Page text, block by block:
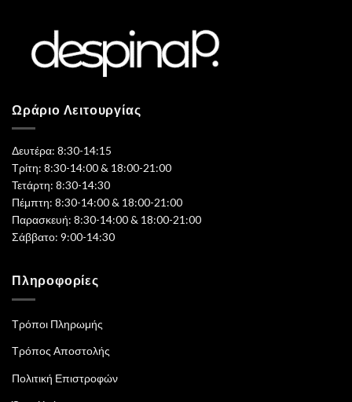
Ωράριο Λειτουργίας
Δευτέρα: 8:30-14:15
Τρίτη: 8:30-14:00 & 18:00-21:00
Τετάρτη: 8:30-14:30
Πέμπτη: 8:30-14:00 & 18:00-21:00
Παρασκευή: 8:30-14:00 & 18:00-21:00
Σάββατο: 9:00-14:30
Πληροφορίες
Τρόποι Πληρωμής
Τρόπος Αποστολής
Πολιτική Επιστροφών